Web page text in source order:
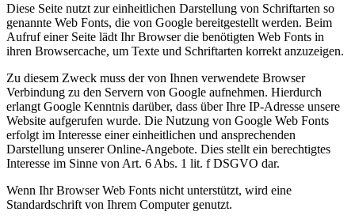
Diese Seite nutzt zur einheitlichen Darstellung von Schriftarten so
genannte Web Fonts, die von Google bereitgestellt werden. Beim
Aufruf einer Seite lädt Ihr Browser die benötigten Web Fonts in
ihren Browsercache, um Texte und Schriftarten korrekt anzuzeigen.
Zu diesem Zweck muss der von Ihnen verwendete Browser
Verbindung zu den Servern von Google aufnehmen. Hierdurch
erlangt Google Kenntnis darüber, dass über Ihre IP-Adresse unsere
Website aufgerufen wurde. Die Nutzung von Google Web Fonts
erfolgt im Interesse einer einheitlichen und ansprechenden
Darstellung unserer Online-Angebote. Dies stellt ein berechtigtes
Interesse im Sinne von Art. 6 Abs. 1 lit. f DSGVO dar.
Wenn Ihr Browser Web Fonts nicht unterstützt, wird eine
Standardschrift von Ihrem Computer genutzt.